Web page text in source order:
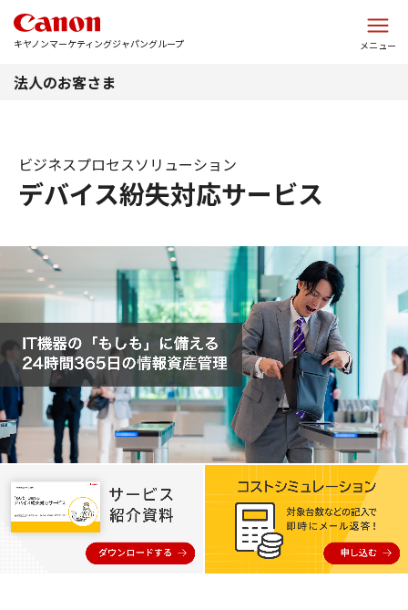
キヤノンマーケティングジャパングループ メニュー
法人のお客さま
デバイス紛失対応サービス
ビジネスプロセスソリューション